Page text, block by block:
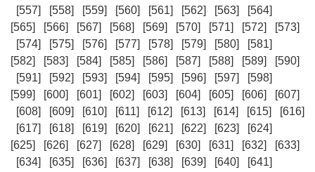
[557]
[558] [559] [560] [561] [562] [563]
[564]
[565]
[566] [567] [568] [569] [570] [571] [572]
[573]
[574]
[575] [576] [577] [578] [579] [580]
[581]
[582]
[583] [584] [585] [586] [587] [588] [589]
[590]
[591]
[592] [593] [594] [595] [596] [597]
[598]
[599]
[600] [601] [602] [603] [604] [605] [606]
[607]
[608]
[609] [610] [611] [612] [613] [614] [615]
[616]
[617]
[618] [619] [620] [621] [622] [623]
[624]
[625]
[626] [627] [628] [629] [630] [631] [632]
[633]
[634]
[635] [636] [637] [638] [639] [640]
[641]